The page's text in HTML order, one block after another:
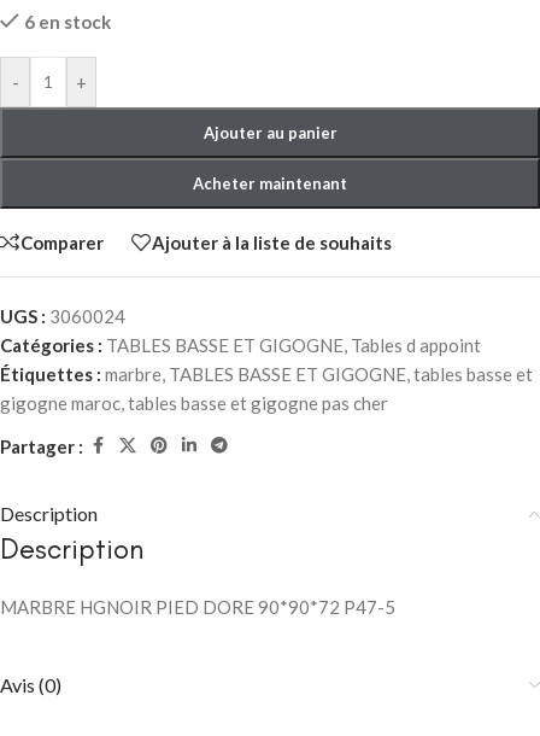
6 en stock
- +
Ajouter au panier
Acheter maintenant
Comparer Ajouter à la liste de souhaits
UGS : 3060024
Catégories : TABLES BASSE ET GIGOGNE, Tables d appoint
Étiquettes : marbre, TABLES BASSE ET GIGOGNE,tables basse et
gigogne maroc,tables basse et gigogne pas cher
Partager :
Description
Description
MARBRE HGNOIR PIED DORE 90*90*72 P47-5
Avis (0)